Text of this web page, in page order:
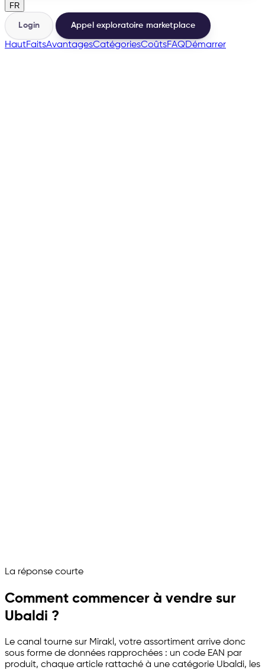
FR
Login Appel exploratoire marketplace
HautFaitsAvantagesCatégoriesCoûtsFAQDémarrer
Channelize Analyze
La réponse courte
Comment commencer à vendre sur
Ubaldi ?
Le canal tourne sur Mirakl, votre assortiment arrive donc
sous forme de données rapprochées : un code EAN par
produit, chaque article rattaché à une catégorie Ubaldi, les